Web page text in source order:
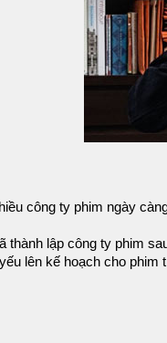
công ty phim ngày
thành lập công ty phim
lên kế hoạch cho